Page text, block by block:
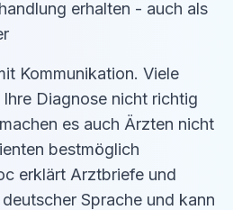
erhalten - auch als
Kommunikation. Viele
Diagnose nicht richtig
es auch Ärzten nicht
bestmöglich
erklärt Arztbriefe und
Sprache und kann